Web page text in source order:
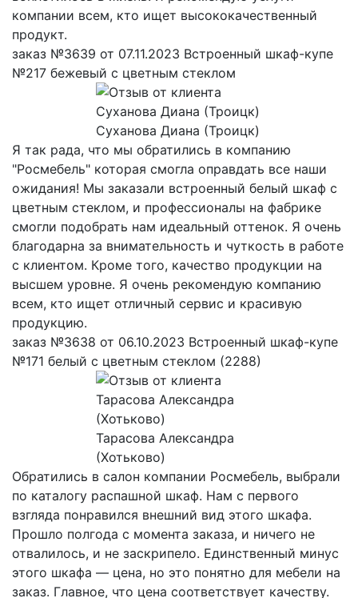
компании всем, кто ищет высококачественный
продукт.
заказ №3639 от 07.11.2023 Встроенный шкаф-купе
№217 бежевый с цветным стеклом
Суханова Диана (Троицк)
Я так рада, что мы обратились в компанию
"Росмебель" которая смогла оправдать все наши
ожидания! Мы заказали встроенный белый шкаф с
цветным стеклом, и профессионалы на фабрике
смогли подобрать нам идеальный оттенок. Я очень
благодарна за внимательность и чуткость в работе
с клиентом. Кроме того, качество продукции на
высшем уровне. Я очень рекомендую компанию
всем, кто ищет отличный сервис и красивую
продукцию.
заказ №3638 от 06.10.2023 Встроенный шкаф-купе
№171 белый с цветным стеклом (2288)
Тарасова Александра
(Хотьково)
Обратились в салон компании Росмебель, выбрали
по каталогу распашной шкаф. Нам с первого
взгляда понравился внешний вид этого шкафа.
Прошло полгода с момента заказа, и ничего не
отвалилось, и не заскрипело. Единственный минус
этого шкафа — цена, но это понятно для мебели на
заказ. Главное, что цена соответствует качеству.